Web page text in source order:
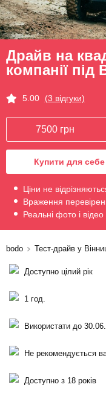
Драйв на
компанії під
5.00 (3 відгуки)
7500 грн
Купити для себе
Ціни не
Враження
Реальні фото і відео
bodo Тест-драйв у
Доступно цілий рік
1 год.
Використати до
Не рекомендується
Доступно з 18 років